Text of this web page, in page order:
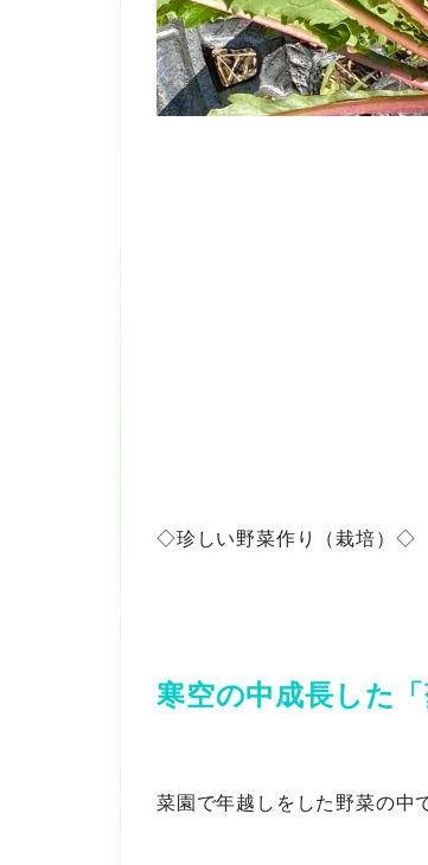
◇珍しい野菜作り（栽培）◇
寒空の中成長した
菜園で年越しをした野菜の中